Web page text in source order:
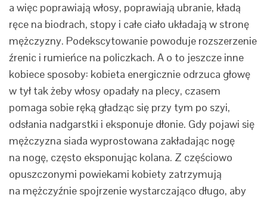
a więc poprawiają włosy, poprawiają ubranie, kładą
ręce na biodrach, stopy i całe ciało układają w stronę
mężczyzny. Podekscytowanie powoduje rozszerzenie
źrenic i rumieńce na policzkach. A o to jeszcze inne
kobiece sposoby: kobieta energicznie odrzuca głowę
w tył tak żeby włosy opadały na plecy, czasem
pomaga sobie ręką gładząc się przy tym po szyi,
odsłania nadgarstki i eksponuje dłonie. Gdy pojawi się
mężczyzna siada wyprostowana zakładając nogę
na nogę, często eksponując kolana. Z częściowo
opuszczonymi powiekami kobiety zatrzymują
na mężczyźnie spojrzenie wystarczająco długo, aby